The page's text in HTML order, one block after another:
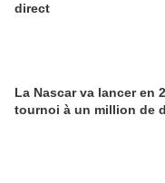
direct
La Nascar va lancer en
tournoi à un million de